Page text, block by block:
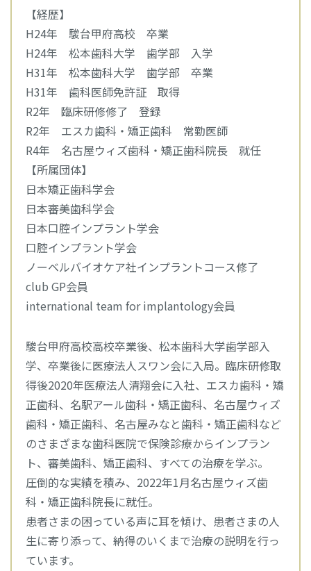
【経歴】
H24年 駿台甲府高校 卒業
H24年 松本歯科大学 歯学部 入学
H31年 松本歯科大学 歯学部 卒業
H31年 歯科医師免許証 取得
R2年 臨床研修修了 登録
R2年 エスカ歯科・矯正歯科 常勤医師
R4年 名古屋ウィズ歯科・矯正歯科院長 就任
【所属団体】
日本矯正歯科学会
日本審美歯科学会
日本口腔インプラント学会
口腔インプラント学会
ノーベルバイオケア社インプラントコース修了
club GP会員
international team for implantology会員
駿台甲府高校高校卒業後、松本歯科大学歯学部入
学、卒業後に医療法人スワン会に入局。臨床研修取
得後2020年医療法人清翔会に入社、エスカ歯科・矯
正歯科、名駅アール歯科・矯正歯科、名古屋ウィズ
歯科・矯正歯科、名古屋みなと歯科・矯正歯科など
のさまざまな歯科医院で保険診療からインプラン
ト、審美歯科、矯正歯科、すべての治療を学ぶ。
圧倒的な実績を積み、2022年1月名古屋ウィズ歯
科・矯正歯科院長に就任。
患者さまの困っている声に耳を傾け、患者さまの人
生に寄り添って、納得のいくまで治療の説明を行っ
ています。